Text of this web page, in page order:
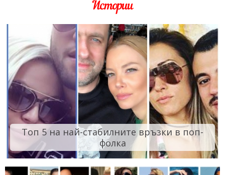
Истории
Топ 5 на най-стабилните връзки в поп-
фолка